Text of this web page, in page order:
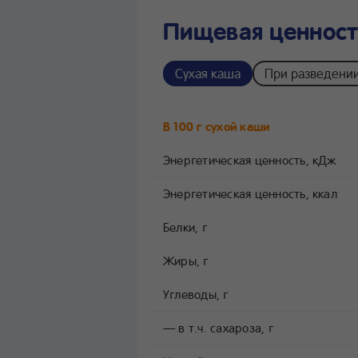
Пищевая
Сухая каша При
В 100 г сухой каши
Энергетическая ценность, кДж
Энергетическая ценность, ккал
Белки, г
Жиры, г
Углеводы, г
— в т.ч. сахароза, г